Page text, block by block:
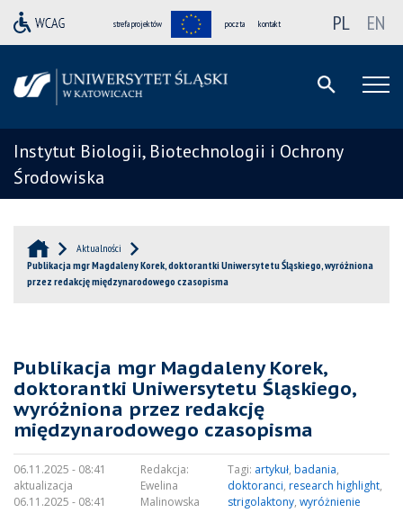
strefa projektów poczta kontakt PL EN
Instytut Biologii, Biotechnologii i Ochrony
Środowiska
Aktualności
Publikacja mgr Magdaleny Korek, doktorantki Uniwersytetu Śląskiego, wyróżniona
przez redakcję międzynarodowego czasopisma
Publikacja mgr Magdaleny Korek,
doktorantki Uniwersytetu Śląskiego,
wyróżniona przez redakcję
międzynarodowego czasopisma
06.11.2025 - 08:41
aktualizacja
06.11.2025 - 08:41
Redakcja:
Ewelina
Malinowska
Tagi: artykuł,badania,
doktoranci,research highlight,
strigolaktony,wyróżnienie